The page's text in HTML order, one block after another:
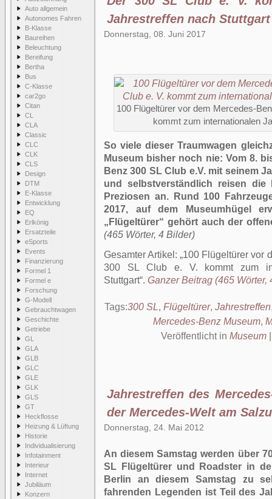
Auto allgemein
Autonomes Fahren
B-Klasse
Baureihen
Beleuchtung
Bereifung
Bertha
Bus
C-Klasse
car2go
Citan
CL
CLA
Classic
CLC
CLK
CLS
Design
DTM
E-Klasse
Entwicklung
EQ
Erlkönig
Ersatzteile
eSports
Events
Finanzierung
Formel 1
Formel e
Forschung
G-Modell
Gebrauchtwagen
Geschichte
Getriebe
GL
GLA
GLB
GLC
GLE
GLK
GLS
GT
Heckflosse
Heizung & Lüftung
Historie
Individualisierung
Infotainment
Interieur
Internet
Jubiläum
Konzern
Jahrestreffen nach Stuttgart
Donnerstag, 08. Juni 2017
100 Flügeltürer vor dem Mercedes-
kommt zum internationalen
So viele dieser Traumwagen
Museum bisher noch nie: Vom 8.
Benz 300 SL Club e.V. mit seinem
und selbstverständlich reisen die
Preziosen an. Rund 100
2017, auf dem Museumhügel
„Flügeltürer“ gehört auch der
(465 Wörter, 4 Bilder)
Gesamter Artikel: 100 Flügeltürer vor
300 SL Club e. V. kommt zum
Stuttgart . Ganzer Beitrag (465 Wörter,
Tags:300 SL, Flügeltürer, Jahrestreffen
Mercedes-Benz Museum,
Veröffentlicht in Museum
Jahrestreffen des
der Mercedes-Welt am
Donnerstag, 24. Mai 2012
An diesem Samstag werden über
SL Flügeltürer und Roadster in
Berlin an diesem Samstag zu
fahrenden Legenden ist Teil des